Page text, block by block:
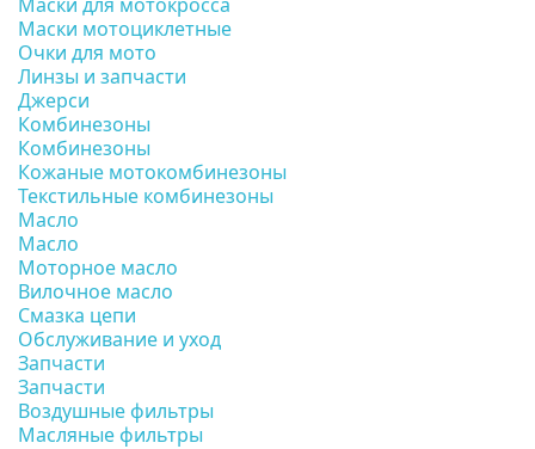
Маски мотоциклетные
Очки для мото
Линзы и запчасти
Джерси
Комбинезоны
Комбинезоны
Кожаные мотокомбинезоны
Текстильные комбинезоны
Масло
Масло
Моторное масло
Вилочное масло
Смазка цепи
Обслуживание и уход
Запчасти
Запчасти
Воздушные фильтры
Масляные фильтры